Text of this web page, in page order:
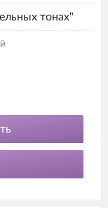
тонах"